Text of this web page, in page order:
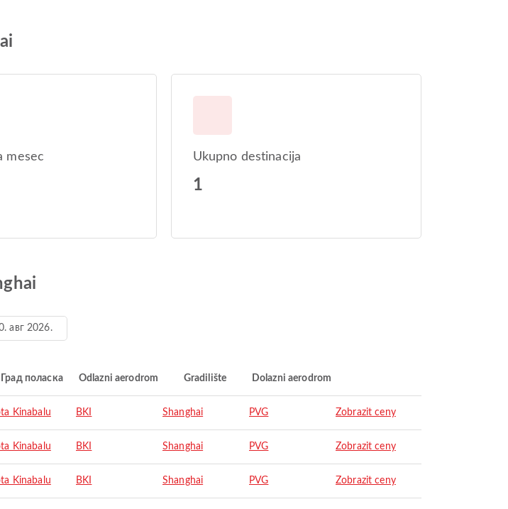
mesec Ukupno destinacija
1
авг 2026.
Град поласка Odlazni aerodrom Gradilište Dolazni aerodrom
Kinabalu BKI Shanghai PVG Zobrazit ceny
Kinabalu BKI Shanghai PVG Zobrazit ceny
Kinabalu BKI Shanghai PVG Zobrazit ceny